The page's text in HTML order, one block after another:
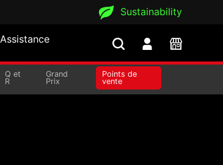
Sustainability
Assistance
Q et
R
Grand
Prix
Points de
vente